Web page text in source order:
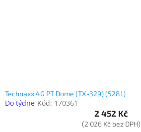
Technaxx 4G PT Dome (TX-329) (5281)
Do týdne Kód: 170361
2 452 Kč
(2 026 Kč bez DPH)